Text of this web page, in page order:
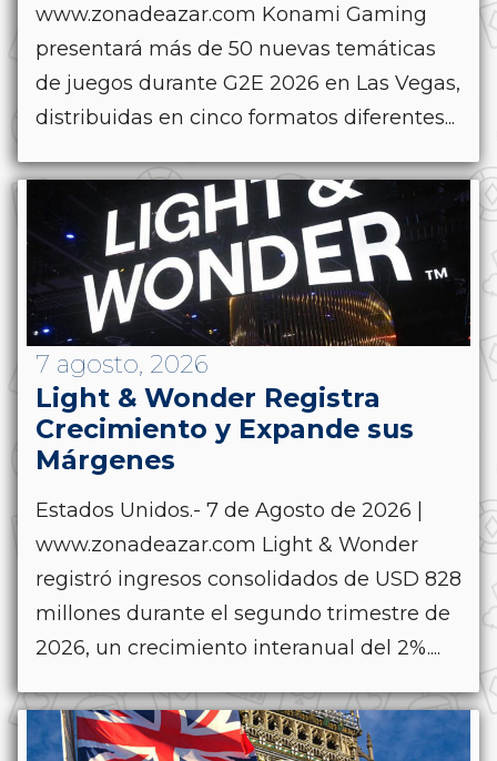
www.zonadeazar.com Konami Gaming
presentará más de 50 nuevas temáticas
de juegos durante G2E 2026 en Las Vegas,
distribuidas en cinco formatos diferentes...
7 agosto, 2026
Light & Wonder Registra
Crecimiento y Expande sus
Márgenes
Estados Unidos.- 7 de Agosto de 2026 |
www.zonadeazar.com Light & Wonder
registró ingresos consolidados de USD 828
millones durante el segundo trimestre de
2026, un crecimiento interanual del 2%....